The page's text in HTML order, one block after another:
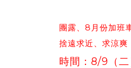
團露、8月份加班
捨遠求近、求涼爽
時間：8/9（二